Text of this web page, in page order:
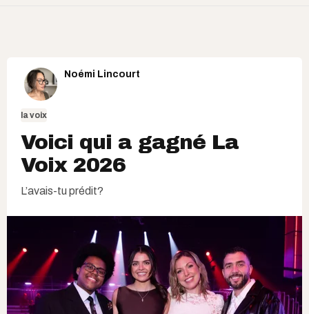
Noémi Lincourt
la voix
Voici qui a gagné La
Voix 2026
L’avais-tu prédit?